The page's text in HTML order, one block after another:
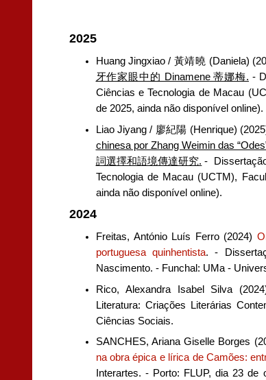
2025
Huang Jingxiao / 黃靖曉 (Daniela)
牙作家眼中的 Dinamene 蒂娜梅. -
Ciências e Tecnologia de Macau
de 2025, ainda não disponível online).
Liao Jiyang / 廖紀陽 (Henrique)
chinesa por Zhang Weimin das
詞選擇和語境傳達研究. -
Tecnologia de Macau (UCTM),
ainda não disponível online).
2024
Freitas, António Luís Ferro (2024)
portuguesa quinhentista. -
Nascimento. - Funchal: UMa -
Rico, Alexandra Isabel Silva
Literatura: Criações Literárias
Ciências Sociais.
SANCHES, Ariana Giselle Borges
na obra épica e lírica de Camões:
Interartes. - Porto: FLUP, dia 23 de